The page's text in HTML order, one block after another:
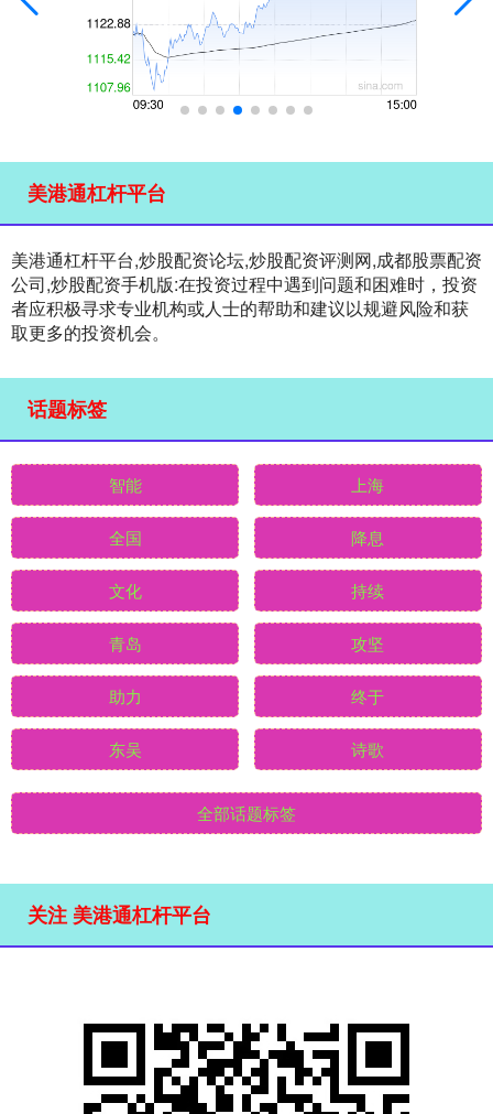
美港通杠杆平台
美港通杠杆平台,炒股配资论坛,炒股配资评测网,成都股票配资
公司,炒股配资手机版:在投资过程中遇到问题和困难时，投资
者应积极寻求专业机构或人士的帮助和建议以规避风险和获
取更多的投资机会。
话题标签
智能 上海
全国 降息
文化 持续
青岛 攻坚
助力 终于
东吴 诗歌
全部话题标签
关注 美港通杠杆平台